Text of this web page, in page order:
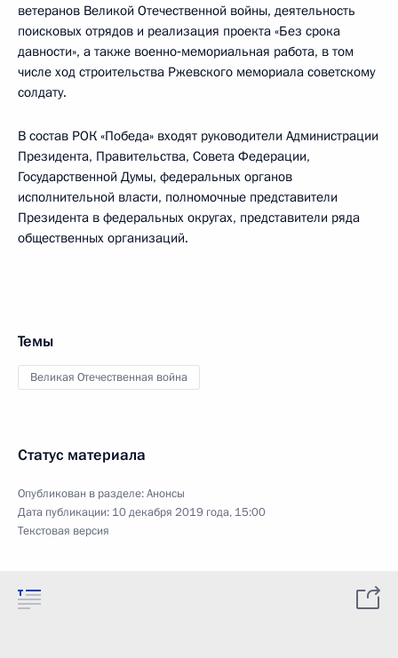
ветеранов Великой Отечественной войны, деятельность
поисковых отрядов и реализация проекта «Без срока
давности», а также военно‑мемориальная работа, в том
числе ход строительства Ржевского мемориала советскому
солдату.
В состав РОК «Победа» входят руководители Администрации
Президента, Правительства, Совета Федерации,
Государственной Думы, федеральных органов
исполнительной власти, полномочные представители
Президента в федеральных округах, представители ряда
общественных организаций.
Темы
Великая Отечественная война
Статус материала
Опубликован в разделе:Анонсы
Дата публикации: 10 декабря 2019 года, 15:00
Текстовая версия